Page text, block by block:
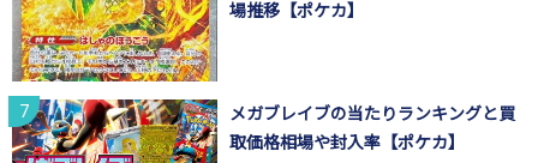
場推移【ポケカ】
メガブレイブの当たりランキングと買
取価格相場や封入率【ポケカ】